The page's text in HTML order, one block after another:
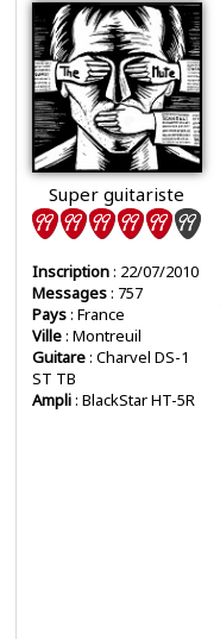
Super guitariste
Inscription: 22/07/2010
Messages: 757
Pays: France
Ville: Montreuil
Guitare: Charvel DS-1
ST TB
Ampli: BlackStar HT-5R